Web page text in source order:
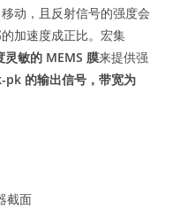
动，且反射信号的强度会
加速度成正比。宏集
灵敏的 MEMS 膜来提供强
的输出信号，带宽为
截面